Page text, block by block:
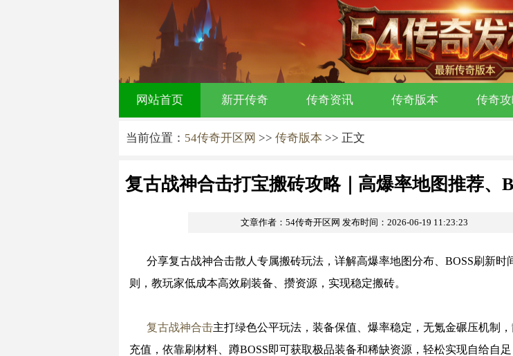
网站首页 新开传奇 传奇资讯 传奇版本 传奇
当前位置： 54传奇开区网 >> 传奇版本 >> 正文
复古战神合击打宝搬砖攻略｜高爆率地图推荐、
机制与散人稳赚玩法
文章作者：54传奇开区网 发布时间：2026-06-19 11:23:23
分享复古战神合击散人专属搬砖玩法，详解高爆率地图分布、BOSS刷新时
则，教玩家低成本高效刷装备、攒资源，实现稳定搬砖。
复古战神合击主打绿色公平玩法，装备保值、爆率稳定，无氪金碾压机制
充值，依靠刷材料、蹲BOSS即可获取极品装备和稀缺资源，轻松实现自给自